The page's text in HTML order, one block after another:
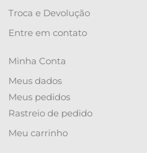
Troca e Devolução
Entre em contato
Minha Conta
Meus dados
Meus pedidos
Rastreio de pedido
Meu carrinho